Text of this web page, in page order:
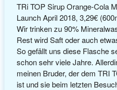
TRi TOP Sirup Orange-Cola
Launch April 2018, 3,29€
Wir trinken zu 90%
Rest wird Saft oder auch
So gefällt uns diese Flasche
schon sehr viele Jahre.
meinen Bruder, der dem TRI
ist und sie beim letzten